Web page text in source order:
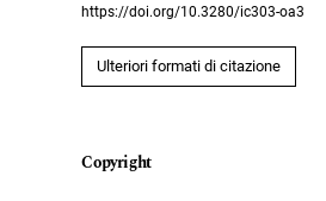
https://doi.org/10.3280/ic303-oa3
Ulteriori formati di citazione